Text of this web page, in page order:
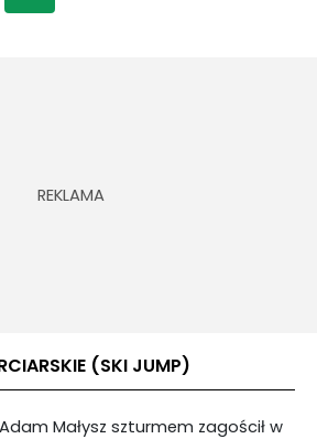
(SKI JUMP)
Małysz szturmem zagościł w